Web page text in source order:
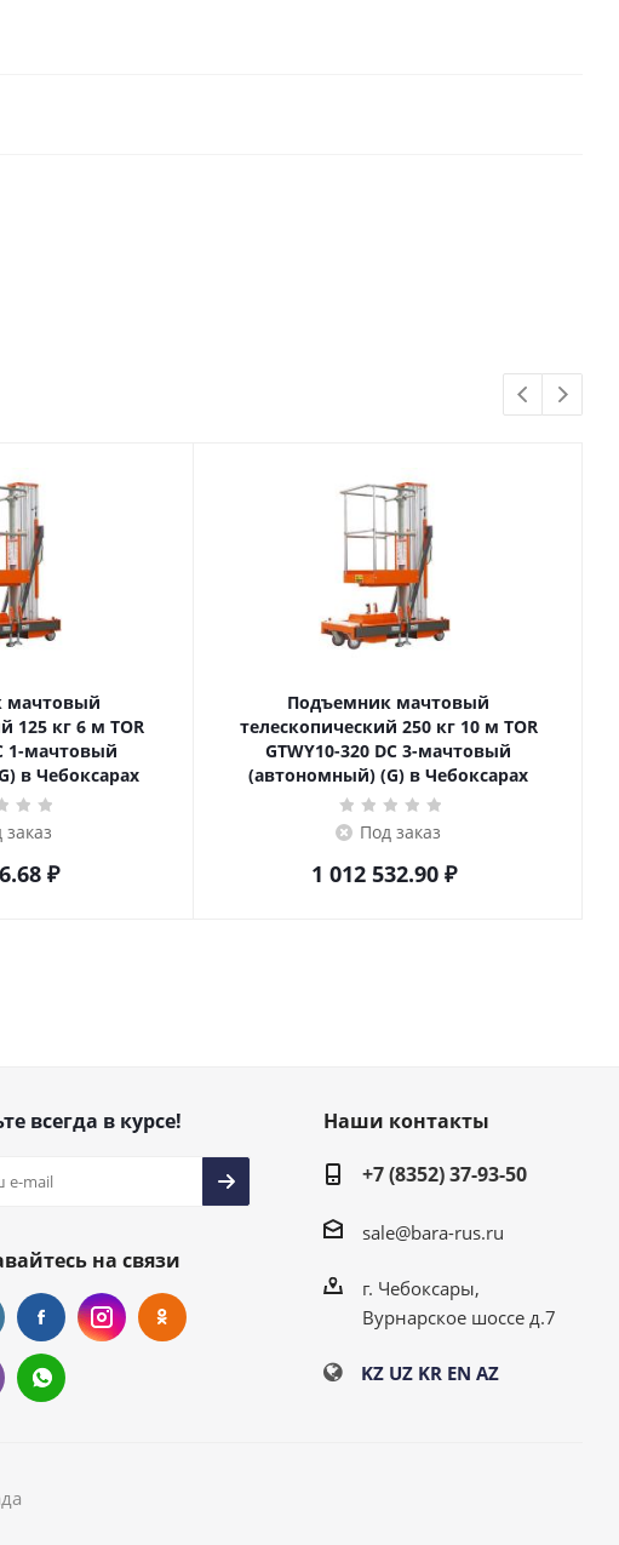
мачтовый
м TOR
1-мачтовый
в Чебоксарах
заказ
₽
Подъемник мачтовый
телескопический 250 кг 10 м TOR
GTWY10-320 DC 3-мачтовый
(автономный) (G) в Чебоксарах
Под заказ
1 012 532.90 ₽
всегда в курсе!
на связи
Наши контакты
+7 (8352) 37-93-50
sale@bara-rus.ru
г. Чебоксары,
Вурнарское шоссе д.7
KZ UZ KR EN AZ